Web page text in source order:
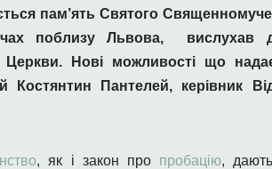
пам’ять Святого
поблизу Львова,
вислухав
Церкви. Нові можливості що
Костянтин Пантелей, керівник
, як і закон про пробацію,